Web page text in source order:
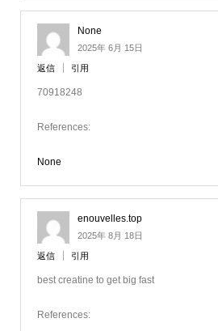
None
2025年 6月 15日
返信 引用
70918248
References:
None
enouvelles.top
2025年 8月 18日
返信 引用
best creatine to get big fast
References: